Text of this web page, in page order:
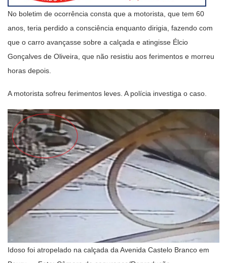
No boletim de ocorrência consta que a motorista, que tem 60
anos, teria perdido a consciência enquanto dirigia, fazendo com
que o carro avançasse sobre a calçada e atingisse Élcio
Gonçalves de Oliveira, que não resistiu aos ferimentos e morreu
horas depois.
A motorista sofreu ferimentos leves. A polícia investiga o caso.
Idoso foi atropelado na calçada da Avenida Castelo Branco em